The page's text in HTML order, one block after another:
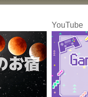
YouTube